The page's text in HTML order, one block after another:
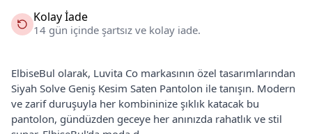
Kolay İade
14 gün içinde şartsız ve kolay iade.
ElbiseBul olarak, Luvita Co markasının özel tasarımlarından
Siyah Solve Geniş Kesim Saten Pantolon ile tanışın. Modern
ve zarif duruşuyla her kombininize şıklık katacak bu
pantolon, gündüzden geceye her anınızda rahatlık ve stil